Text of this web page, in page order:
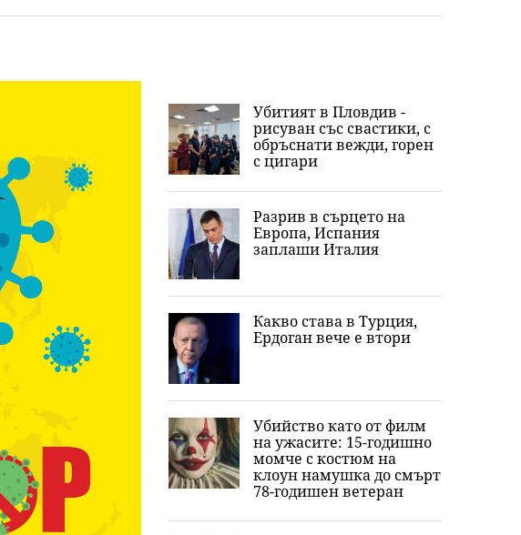
Убитият в Пловдив -
рисуван със свастики, с
обръснати вежди, горен
с цигари
Разрив в сърцето на
Европа, Испания
заплаши Италия
Какво става в Турция,
Ердоган вече е втори
Убийство като от филм
на ужасите: 15-годишно
момче с костюм на
клоун намушка до смърт
78-годишен ветеран